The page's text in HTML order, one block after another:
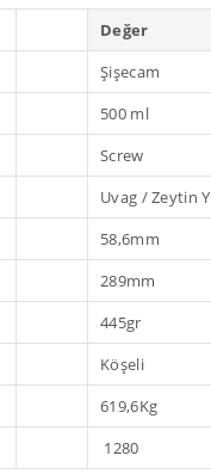
Değer
Şişecam
500 ml
Screw
Uvag / Zeytin
58,6mm
289mm
445gr
Köşeli
619,6Kg
1280